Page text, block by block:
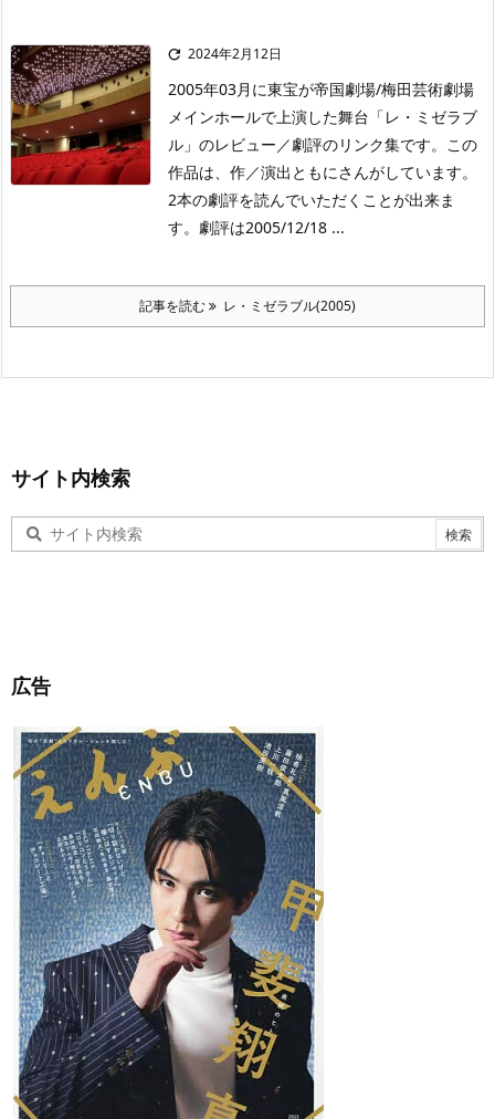
 2024年2月12日
2005年03月に東宝が帝国劇場/梅田芸術劇場
メインホールで上演した舞台「レ・ミゼラブ
ル」のレビュー／劇評のリンク集です。この
作品は、作／演出ともにさんがしています。
2本の劇評を読んでいただくことが出来ま
す。劇評は2005/12/18 ...
記事を読む レ・ミゼラブル(2005)
サイト内検索
広告